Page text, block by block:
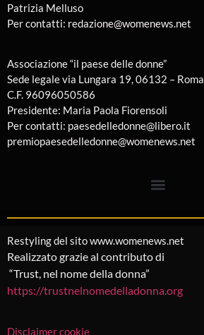
Patrizia Melluso
Per contatti: redazione@womenews.net
Associazione “il paese delle donne”
Sede legale via Lungara 19, 06132 – Roma
C.F. 96096050586
Presidente: Maria Paola Fiorensoli
Per contatti: paesedelledonne@libero.it
premiopaesedelledonne@womenews.net
Restyling del sito www.womenews.net
Realizzato grazie al contributo di
“Trust, nel nome della donna”
https://trustnelnomedelladonna.org
Disclaimer cookie